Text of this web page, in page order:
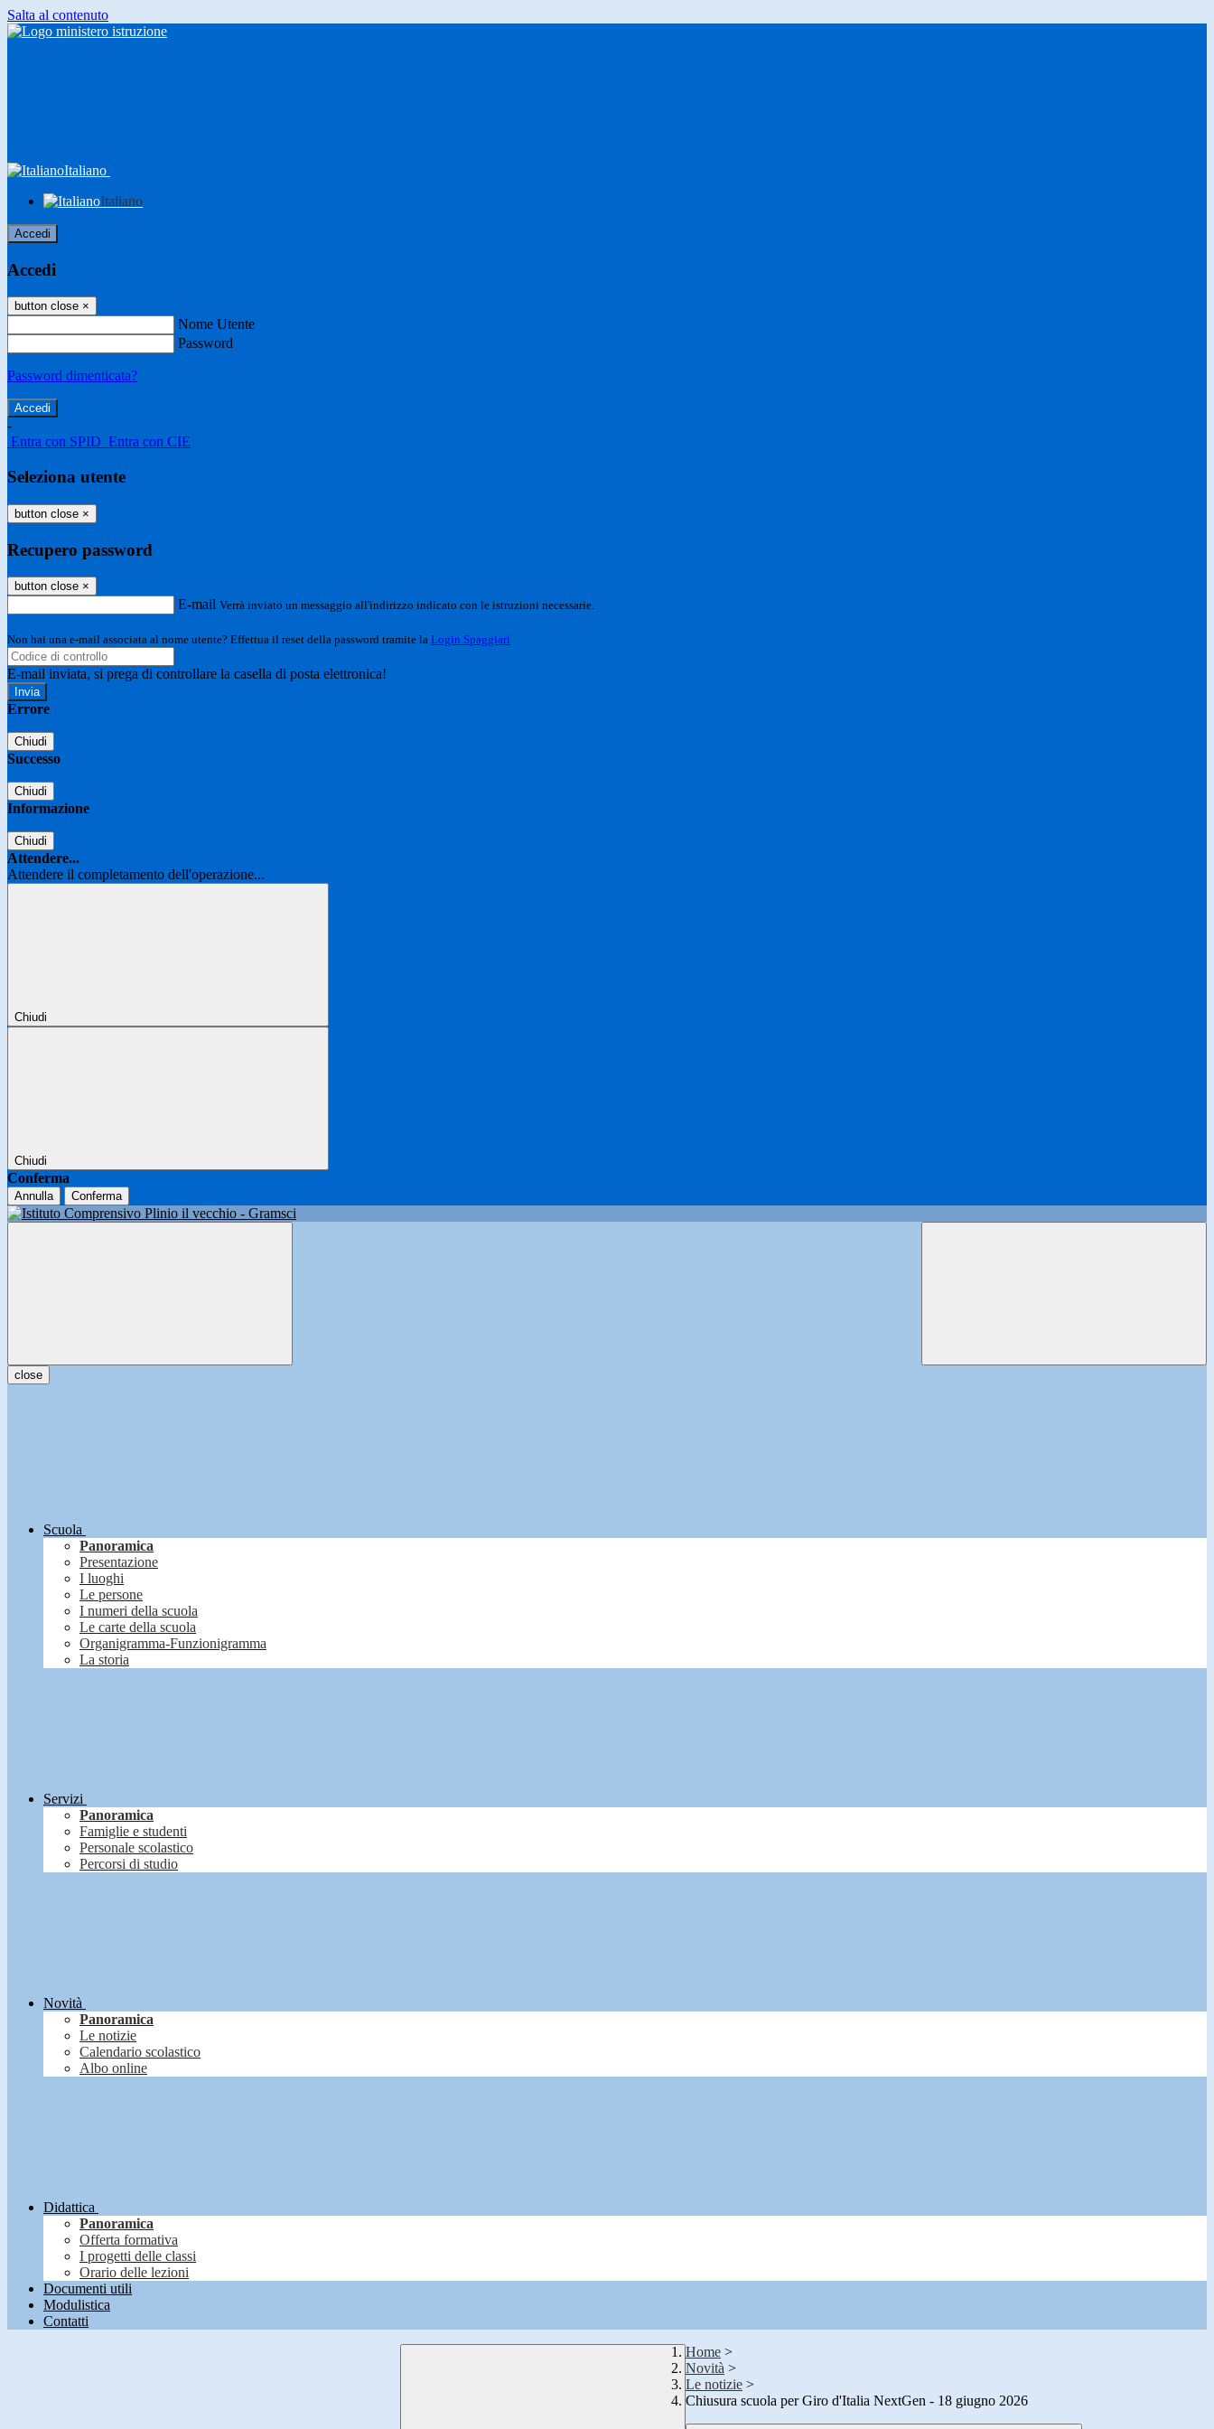
Salta al contenuto
Italiano
Italiano
Accedi
Accedi
button close ×
Nome Utente
Password
Password dimenticata?
-
Entra con SPID Entra con CIE
Seleziona utente
button close ×
Recupero password
button close ×
E-mail Verrà inviato un messaggio all'indirizzo indicato con le istruzioni necessarie.
Non hai una e-mail associata al nome utente? Effettua il reset della password tramite la Login Spaggiari
E-mail inviata, si prega di controllare la casella di posta elettronica!
Errore
Chiudi
Successo
Chiudi
Informazione
Chiudi
Attendere...
Attendere il completamento dell'operazione...
Chiudi
Chiudi
Conferma
Annulla Conferma
close
Scuola
Panoramica
Presentazione
I luoghi
Le persone
I numeri della scuola
Le carte della scuola
Organigramma-Funzionigramma
La storia
Servizi
Panoramica
Famiglie e studenti
Personale scolastico
Percorsi di studio
Novità
Panoramica
Le notizie
Calendario scolastico
Albo online
Didattica
Panoramica
Offerta formativa
I progetti delle classi
Orario delle lezioni
Documenti utili
Modulistica
Contatti
Home >
Novità >
Le notizie >
Chiusura scuola per Giro d'Italia NextGen - 18 giugno 2026